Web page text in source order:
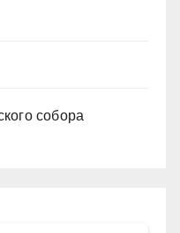
собора